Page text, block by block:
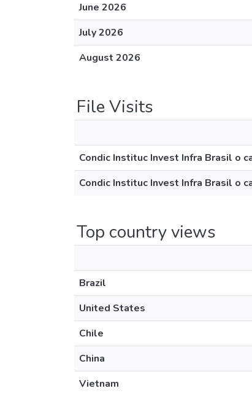
June 2026
July 2026
August 2026
File Visits
Condic Instituc Invest Infra Brasil o
Condic Instituc Invest Infra Brasil o
Top country views
Brazil
United States
Chile
China
Vietnam